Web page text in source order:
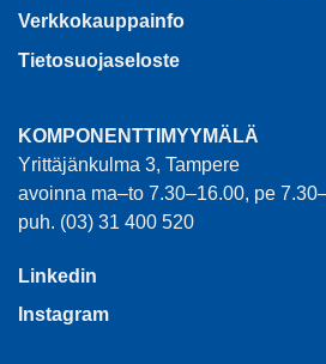
Verkkokauppainfo
Tietosuojaseloste
KOMPONENTTIMYYMÄLÄ
Yrittäjänkulma 3, Tampere
avoinna ma–to 7.30–16.00, pe
puh. (03) 31 400 520
Linkedin
Instagram